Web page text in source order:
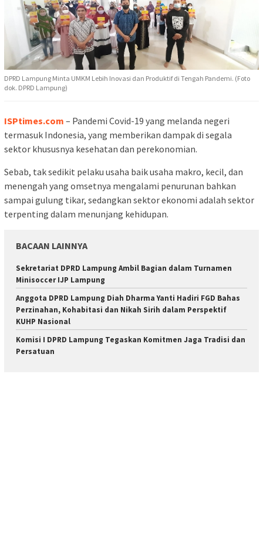
DPRD Lampung Minta UMKM Lebih Inovasi dan Produktif di Tengah Pandemi. (Foto
dok. DPRD Lampung)
ISPtimes.com – Pandemi Covid-19 yang melanda negeri
termasuk Indonesia, yang memberikan dampak di segala
sektor khususnya kesehatan dan perekonomian.
Sebab, tak sedikit pelaku usaha baik usaha makro, kecil, dan
menengah yang omsetnya mengalami penurunan bahkan
sampai gulung tikar, sedangkan sektor ekonomi adalah sektor
terpenting dalam menunjang kehidupan.
BACAAN LAINNYA
Sekretariat DPRD Lampung Ambil Bagian dalam Turnamen
Minisoccer IJP Lampung
Anggota DPRD Lampung Diah Dharma Yanti Hadiri FGD Bahas
Perzinahan, Kohabitasi dan Nikah Sirih dalam Perspektif
KUHP Nasional
Komisi I DPRD Lampung Tegaskan Komitmen Jaga Tradisi dan
Persatuan